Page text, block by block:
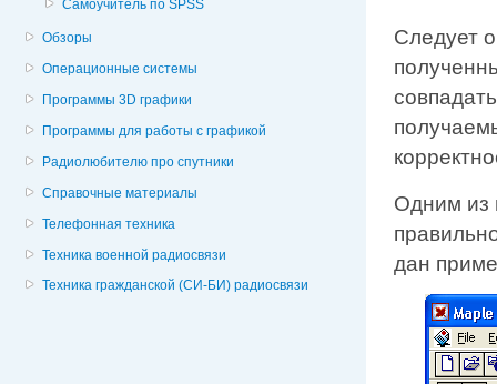
Самоучитель по SPSS
Обзоры
Операционные системы
Программы 3D графики
Программы для работы с графикой
Радиолюбителю про спутники
Справочные материалы
Телефонная техника
Техника военной радиосвязи
Техника гражданской (СИ-БИ) радиосвязи
Следует
Одним из
дан